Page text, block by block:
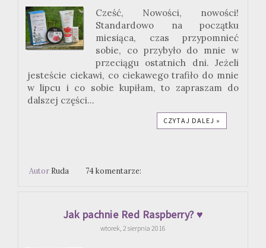
Cześć, Nowości, nowości!
Standardowo na początku
miesiąca, czas przypomnieć
sobie, co przybyło do mnie w
przeciągu ostatnich dni. Jeżeli
jesteście ciekawi, co ciekawego trafiło do mnie
w lipcu i co sobie kupiłam, to zapraszam do
dalszej części...
CZYTAJ DALEJ »
Autor Ruda 74 komentarze:
Jak pachnie Red Raspberry? ♥
wtorek, 2 sierpnia 2016